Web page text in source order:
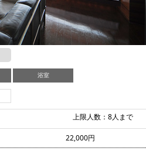
浴室
上限人数：8人まで
22,000円